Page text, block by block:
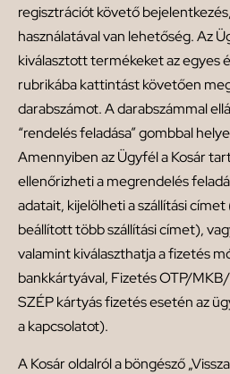
regisztrációt követő
használatával van lehetőség. Az
kiválasztott termékeket az egyes
rubrikába kattintást követően
darabszámot. A darabszámmal
“rendelés feladása” gombbal
Amennyiben az Ügyfél a Kosár
ellenőrizheti a megrendelés
adatait, kijelölheti a szállítási
beállított több szállítási címet),
valamint kiválaszthatja a fizetés
bankkártyával, Fizetés OTP/
SZÉP kártyás fizetés esetén az
a kapcsolatot).
A Kosár oldalról a böngésző